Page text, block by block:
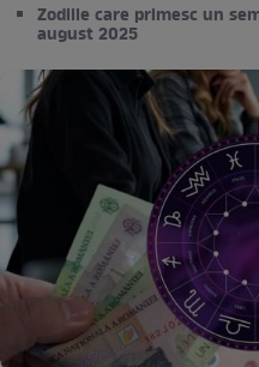
Zodiile care primesc un
august 2025